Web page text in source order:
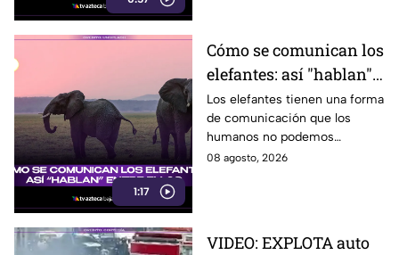
1:17
Cómo se comunican los
elefantes: así "hablan"
entre ellos
Los elefantes tienen una forma
de comunicación que los
humanos no podemos
escuchar, ellos “hablan” de una
08 agosto, 2026
VIDEO: EXPLOTA auto